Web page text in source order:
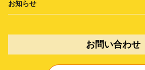
お知らせ
お問い合わせ